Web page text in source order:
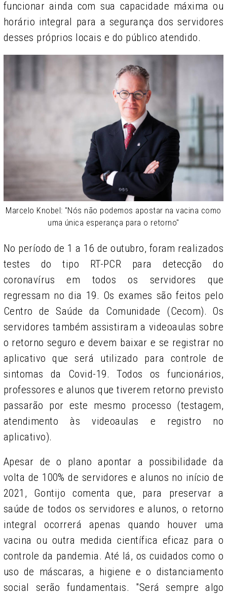
funcionar ainda com sua capacidade máxima ou
horário integral para a segurança dos servidores
desses próprios locais e do público atendido.
Marcelo Knobel: "Nós não podemos apostar na vacina como
uma única esperança para o retorno"
No período de 1 a 16 de outubro, foram realizados
testes do tipo RT-PCR para detecção do
coronavírus em todos os servidores que
regressam no dia 19. Os exames são feitos pelo
Centro de Saúde da Comunidade (Cecom). Os
servidores também assistiram a videoaulas sobre
o retorno seguro e devem baixar e se registrar no
aplicativo que será utilizado para controle de
sintomas da Covid-19. Todos os funcionários,
professores e alunos que tiverem retorno previsto
passarão por este mesmo processo (testagem,
atendimento às videoaulas e registro no
aplicativo).
Apesar de o plano apontar a possibilidade da
volta de 100% de servidores e alunos no início de
2021, Gontijo comenta que, para preservar a
saúde de todos os servidores e alunos, o retorno
integral ocorrerá apenas quando houver uma
vacina ou outra medida científica eficaz para o
controle da pandemia. Até lá, os cuidados como o
uso de máscaras, a higiene e o distanciamento
social serão fundamentais. "Será sempre algo